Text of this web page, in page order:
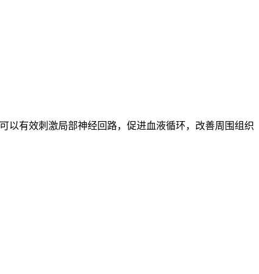
以有效刺激局部神经回路，促进血液循环，改善周围组织